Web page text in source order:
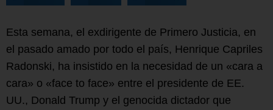
Esta semana, el exdirigente de Primero Justicia, en
el pasado amado por todo el país, Henrique Capriles
Radonski, ha insistido en la necesidad de un «cara a
cara» o «face to face» entre el presidente de EE.
UU., Donald Trump y el genocida dictador que